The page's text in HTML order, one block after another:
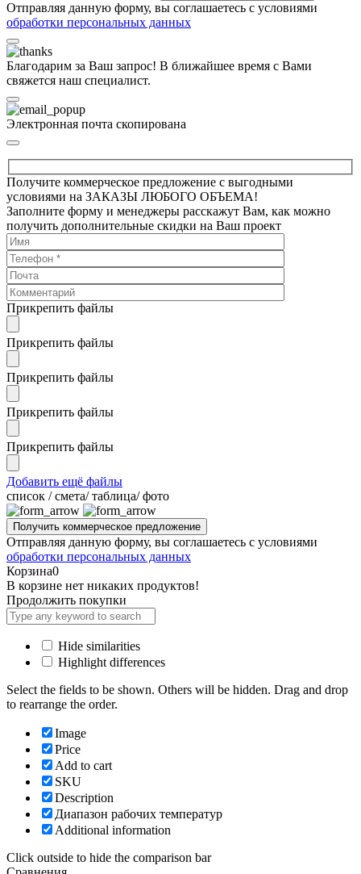
Отправляя данную форму, вы соглашаетесь с условиями
обработки персональных данных
Благодарим за Ваш запрос! В ближайшее время с Вами
свяжется наш специалист.
Электронная почта скопирована
Получите коммерческое предложение с выгодными
условиями на ЗАКАЗЫ ЛЮБОГО ОБЪЕМА!
Заполните форму и менеджеры расскажут Вам, как можно
получить дополнительные скидки на Ваш проект
Прикрепить файлы
Прикрепить файлы
Прикрепить файлы
Прикрепить файлы
Прикрепить файлы
Добавить ещё файлы
cписок / смета/ таблица/ фото
Отправляя данную форму, вы соглашаетесь с условиями
обработки персональных данных
Корзина0
В корзине нет никаких продуктов!
Продолжить покупки
Hide similarities
Highlight differences
Select the fields to be shown. Others will be hidden. Drag and drop
to rearrange the order.
Image
Price
Add to cart
SKU
Description
Диапазон рабочих температур
Additional information
Click outside to hide the comparison bar